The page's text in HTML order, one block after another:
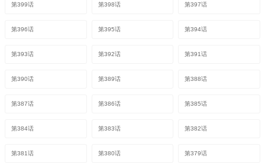
第399话 第398话 第397话
第396话 第395话 第394话
第393话 第392话 第391话
第390话 第389话 第388话
第387话 第386话 第385话
第384话 第383话 第382话
第381话 第380话 第379话